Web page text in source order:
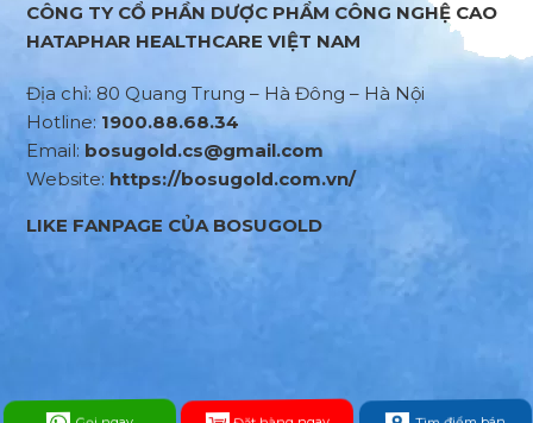
CÔNG TY CỔ PHẦN DƯỢC PHẨM CÔNG NGHỆ CAO
HATAPHAR HEALTHCARE VIỆT NAM
Địa chỉ: 80 Quang Trung – Hà Đông – Hà Nội
Hotline: 1900.88.68.34
Email: bosugold.cs@gmail.com
Website: https://bosugold.com.vn/
LIKE FANPAGE CỦA BOSUGOLD